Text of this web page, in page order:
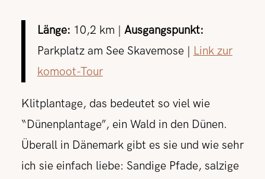
Länge: 10,2 km | Ausgangspunkt:
Parkplatz am See Skavemose | Link zur
komoot-Tour
Klitplantage, das bedeutet so viel wie
“Dünenplantage”, ein Wald in den Dünen.
Überall in Dänemark gibt es sie und wie sehr
ich sie einfach liebe: Sandige Pfade, salzige